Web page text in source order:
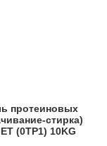
протеиновых
стирка)
(0TP1) 10KG